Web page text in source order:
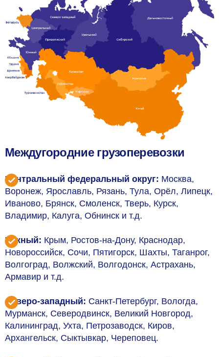
Междугородние грузоперевозки
Центральный федеральный округ: Москва,
Воронеж, Ярославль, Рязань, Тула, Орёл, Липецк,
Иваново, Брянск, Смоленск, Тверь, Курск,
Владимир, Калуга, Обнинск и т.д.
Южный: Крым, Ростов-на-Дону, Краснодар,
Новороссийск, Сочи, Пятигорск, Шахты, Таганрог,
Волгоград, Волжский, Волгодонск, Астрахань,
Армавир и т.д.
Северо-западный: Санкт-Петербург, Вологда,
Мурманск, Северодвинск, Великий Новгород,
Калининград, Ухта, Петрозаводск, Киров,
Архангельск, Сыктывкар, Череповец.